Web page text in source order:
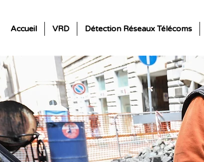
Accueil VRD Détection Réseaux Télécoms